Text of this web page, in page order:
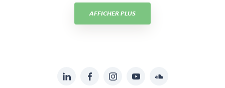
AFFICHER PLUS
LinkedInFacebookInstagramYouTubeSoundcloud